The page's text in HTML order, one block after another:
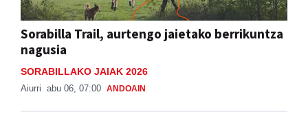
Sorabilla Trail, aurtengo jaietako berrikuntza
nagusia
SORABILLAKO JAIAK 2026
Aiurri abu 06, 07:00 ANDOAIN